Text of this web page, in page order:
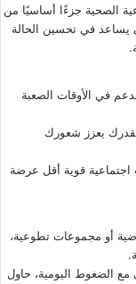
الصحية جزءًا أساسيًا من
يساعد في تحسين الحالة
في الأوقات الصعبة
يعزز شعورك
اجتماعية قوية أقل عرضة
أو مجموعات تطوعية،
الضغوط اليومية، حاول